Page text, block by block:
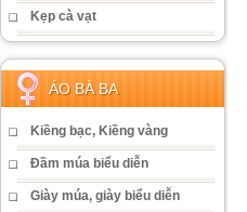
Kẹp cà vạt
ÁO BÀ BA
Kiềng bạc, Kiềng vàng
Đầm múa biểu diễn
Giày múa, giày biểu diễn